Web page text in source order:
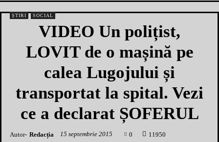
ȘTIRI SOCIAL
VIDEO Un polițist,
LOVIT de o mașină pe
calea Lugojului și
transportat la spital. Vezi
ce a declarat ȘOFERUL
Autor- Redacția 15 septembrie 2015 0 1 1950